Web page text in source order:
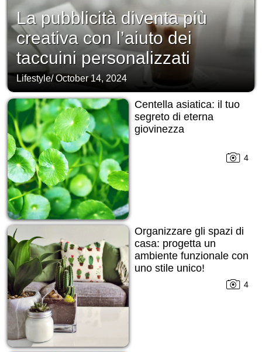
La pubblicità diventa più
creativa con l’aiuto dei
taccuini personalizzati
Lifestyle/October 14, 2024
Centella asiatica: il tuo
segreto di eterna
giovinezza
4
Organizzare gli spazi di
casa: progetta un
ambiente funzionale con
uno stile unico!
4